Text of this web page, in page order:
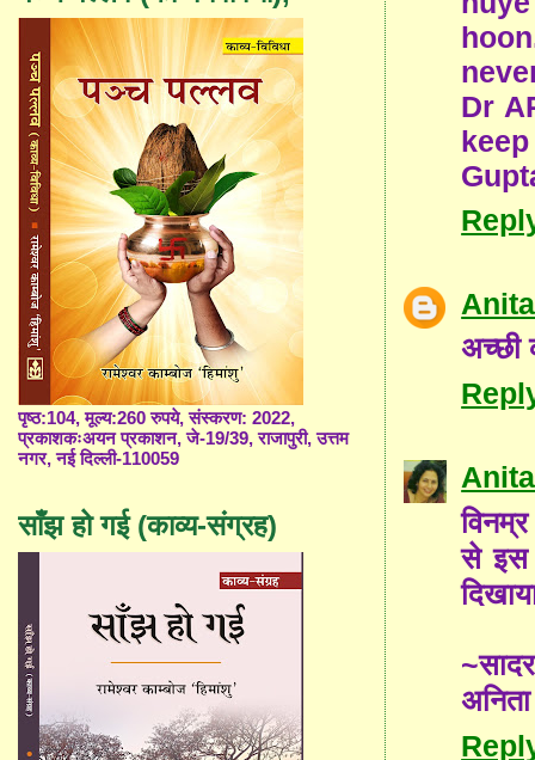
Dr
अच्छी
से इस
~सादर
पृष्ठ:104, मूल्य:260 रुपये, संस्करण: 2022,
प्रकाशकःअयन प्रकाशन, जे-19/39, राजापुरी, उत्तम
नगर, नई दिल्ली-110059
साँझ हो गई (काव्य-संग्रह)